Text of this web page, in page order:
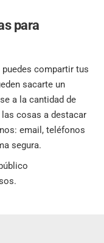
para
compartir tus
sacarte un
a la cantidad de
cosas a destacar
email, teléfonos
segura.